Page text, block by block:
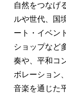
自然をつなげ
ルや世代、国
ート・イベン
ショップなど
奏や、平和コ
ボレーション
音楽を通じた